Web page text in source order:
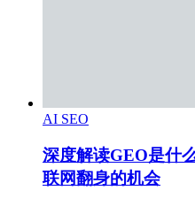
AI SEO
深度解读GEO是什
联网翻身的机会